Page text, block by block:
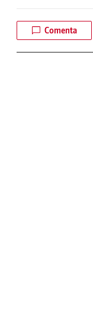
Comenta